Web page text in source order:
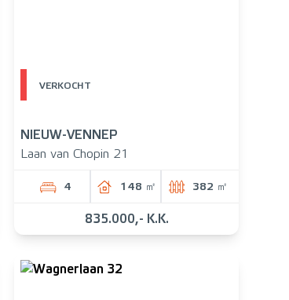
VERKOCHT
NIEUW-VENNEP
Laan van Chopin 21
4 148 ㎡ 382 ㎡
835.000,- K.K.